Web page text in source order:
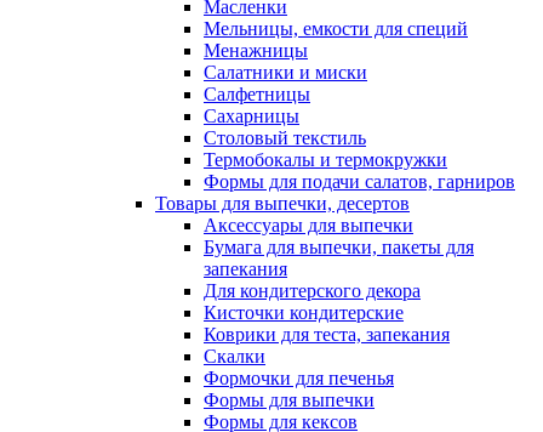
Масленки
Мельницы, емкости для специй
Менажницы
Салатники и миски
Салфетницы
Сахарницы
Столовый текстиль
Термобокалы и термокружки
Формы для подачи салатов, гарниров
Товары для выпечки, десертов
Аксессуары для выпечки
Бумага для выпечки, пакеты для
запекания
Для кондитерского декора
Кисточки кондитерские
Коврики для теста, запекания
Скалки
Формочки для печенья
Формы для выпечки
Формы для кексов